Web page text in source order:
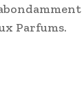
Parfums.